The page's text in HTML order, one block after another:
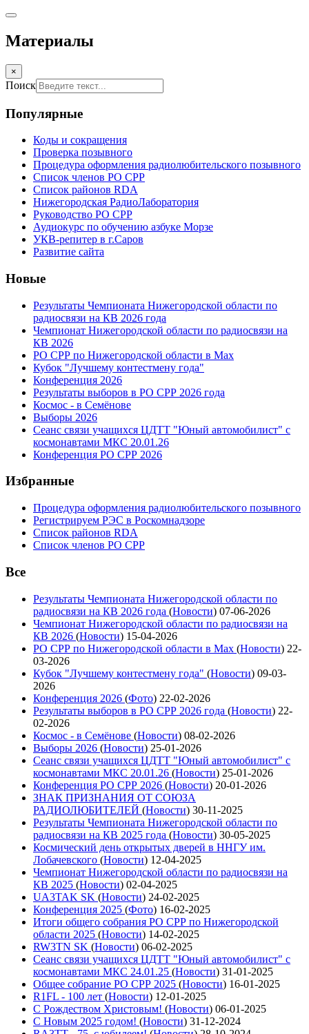
Материалы
×
Поиск
Популярные
Коды и сокращения
Проверка позывного
Процедура оформления радиолюбительского позывного
Список членов РО СРР
Список районов RDA
Нижегородская РадиоЛаборатория
Руководство РО СРР
Аудиокурс по обучению азбуке Морзе
УКВ-репитер в г.Саров
Развитие сайта
Новые
Результаты Чемпионата Нижегородской области по
радиосвязи на КВ 2026 года
Чемпионат Нижегородской области по радиосвязи на
КВ 2026
РО СРР по Нижегородской области в Max
Кубок "Лучшему контестмену года"
Конференция 2026
Результаты выборов в РО СРР 2026 года
Космос - в Семёнове
Выборы 2026
Сеанс связи учащихся ЦДТТ "Юный автомобилист" с
космонавтами МКС 20.01.26
Конференция РО СРР 2026
Избранные
Процедура оформления радиолюбительского позывного
Регистрируем РЭС в Роскомнадзоре
Список районов RDA
Список членов РО СРР
Все
Результаты Чемпионата Нижегородской области по
радиосвязи на КВ 2026 года (Новости) 07-06-2026
Чемпионат Нижегородской области по радиосвязи на
КВ 2026 (Новости) 15-04-2026
РО СРР по Нижегородской области в Max (Новости) 22-
03-2026
Кубок "Лучшему контестмену года" (Новости) 09-03-
2026
Конференция 2026 (Фото) 22-02-2026
Результаты выборов в РО СРР 2026 года (Новости) 22-
02-2026
Космос - в Семёнове (Новости) 08-02-2026
Выборы 2026 (Новости) 25-01-2026
Сеанс связи учащихся ЦДТТ "Юный автомобилист" с
космонавтами МКС 20.01.26 (Новости) 25-01-2026
Конференция РО СРР 2026 (Новости) 20-01-2026
ЗНАК ПРИЗНАНИЯ ОТ СОЮЗА
РАДИОЛЮБИТЕЛЕЙ (Новости) 30-11-2025
Результаты Чемпионата Нижегородской области по
радиосвязи на КВ 2025 года (Новости) 30-05-2025
Космический день открытых дверей в ННГУ им.
Лобачевского (Новости) 12-04-2025
Чемпионат Нижегородской области по радиосвязи на
КВ 2025 (Новости) 02-04-2025
UA3TAK SK (Новости) 24-02-2025
Конференция 2025 (Фото) 16-02-2025
Итоги общего собрания РО СРР по Нижегородской
области 2025 (Новости) 14-02-2025
RW3TN SK (Новости) 06-02-2025
Сеанс связи учащихся ЦДТТ "Юный автомобилист" с
космонавтами МКС 24.01.25 (Новости) 31-01-2025
Общее собрание РО СРР 2025 (Новости) 16-01-2025
R1FL - 100 лет (Новости) 12-01-2025
С Рождеством Христовым! (Новости) 06-01-2025
С Новым 2025 годом! (Новости) 31-12-2024